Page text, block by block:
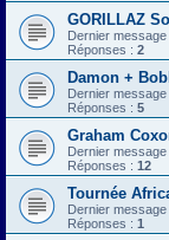
GORILLAZ
Dernier
Réponses : 2
Damon +
Dernier
Réponses : 5
Graham
Dernier
Réponses : 12
Tournée
Dernier
Réponses : 1